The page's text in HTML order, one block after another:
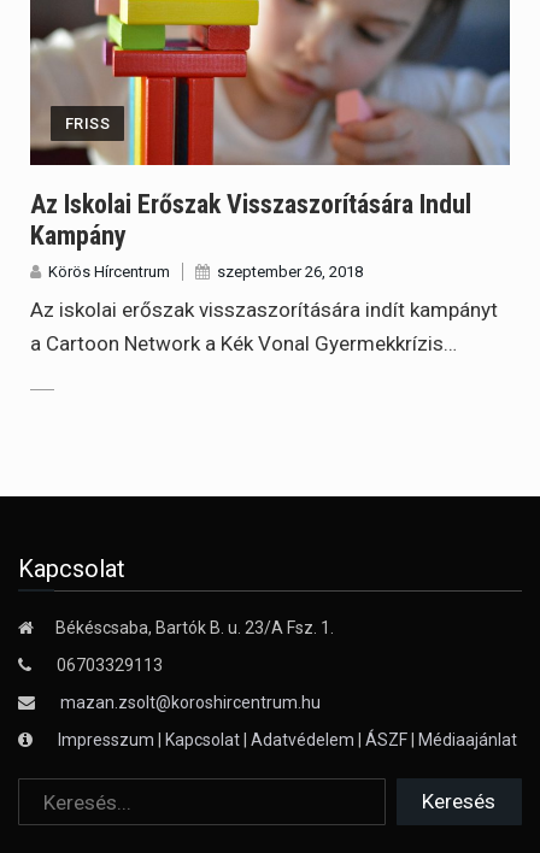
FRISS
Az Iskolai Erőszak Visszaszorítására Indul
Kampány
Körös Hírcentrum szeptember 26, 2018
Az iskolai erőszak visszaszorítására indít kampányt
a Cartoon Network a Kék Vonal Gyermekkrízis…
Kapcsolat
Békéscsaba, Bartók B. u. 23/A Fsz. 1.
06703329113
mazan.zsolt@koroshircentrum.hu
Impresszum
Kapcsolat Adatvédelem ÁSZF Médiaajánlat